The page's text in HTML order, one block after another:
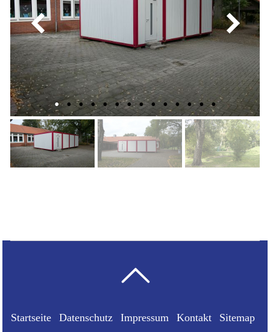
Startseite Datenschutz Impressum Kontakt Sitemap